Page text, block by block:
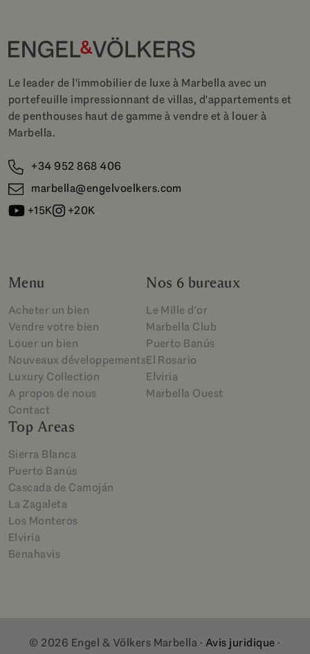
Le leader de l'immobilier de luxe à Marbella avec un
portefeuille impressionnant de villas, d'appartements et
de penthouses haut de gamme à vendre et à louer à
Marbella.
+34 952 868 406
marbella@engelvoelkers.com
+15K
+20K
Menu
Acheter un bien
Vendre votre bien
Louer un bien
Nouveaux développements
Luxury Collection
A propos de nous
Contact
Nos 6 bureaux
Le Mille d'or
Marbella Club
Puerto Banús
El Rosario
Elviria
Marbella Ouest
Top Areas
Sierra Blanca
Puerto Banús
Cascada de Camoján
La Zagaleta
Los Monteros
Elviria
Benahavis
© 2026 Engel & Völkers Marbella · Avis juridique ·